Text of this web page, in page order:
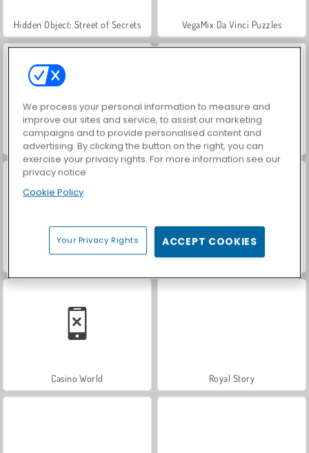
Hidden Object: Street of Secrets VegaMix Da Vinci Puzzles
ASMR Makeover & Makeup Studio World War 2 Shooter
Car Parking City Duel
Casino World Royal Story
We process your personal information to measure and
improve our sites and service, to assist our marketing
campaigns and to provide personalised content and
advertising. By clicking the button on the right, you can
exercise your privacy rights. For more information see our
privacy notice
Cookie Policy
Your Privacy Rights ACCEPT COOKIES